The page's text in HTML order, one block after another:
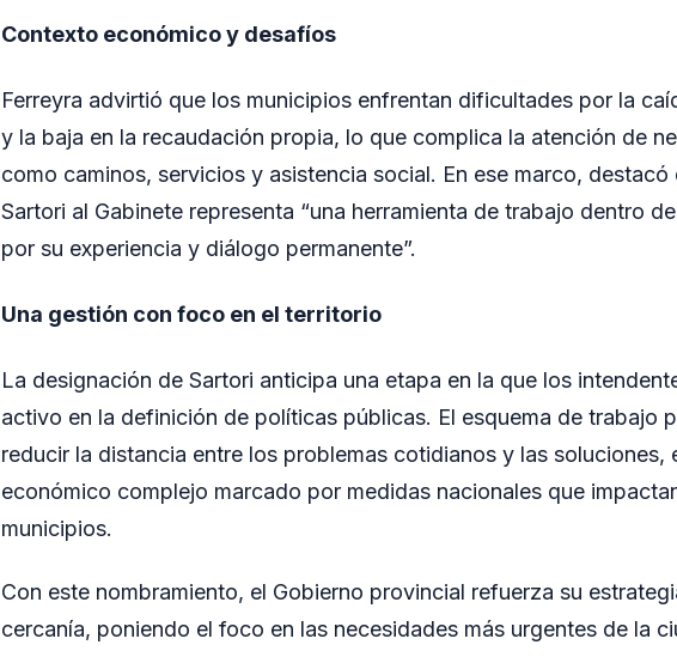
Contexto económico y desafíos
Ferreyra advirtió que los municipios enfrentan dificultades por la
y la baja en la recaudación propia, lo que complica la atención de
como caminos, servicios y asistencia social. En ese marco, destacó
Sartori al Gabinete representa “una herramienta de trabajo dentro
por su experiencia y diálogo permanente”.
Una gestión con foco en el territorio
La designación de Sartori anticipa una etapa en la que los
activo en la definición de políticas públicas. El esquema de trabajo
reducir la distancia entre los problemas cotidianos y las soluciones,
económico complejo marcado por medidas nacionales que
municipios.
Con este nombramiento, el Gobierno provincial refuerza su
cercanía, poniendo el foco en las necesidades más urgentes de la